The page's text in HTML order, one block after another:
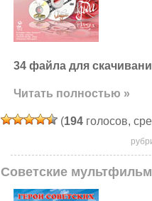
34 файла для
Читать полностью »
(194 голосов,
Советские